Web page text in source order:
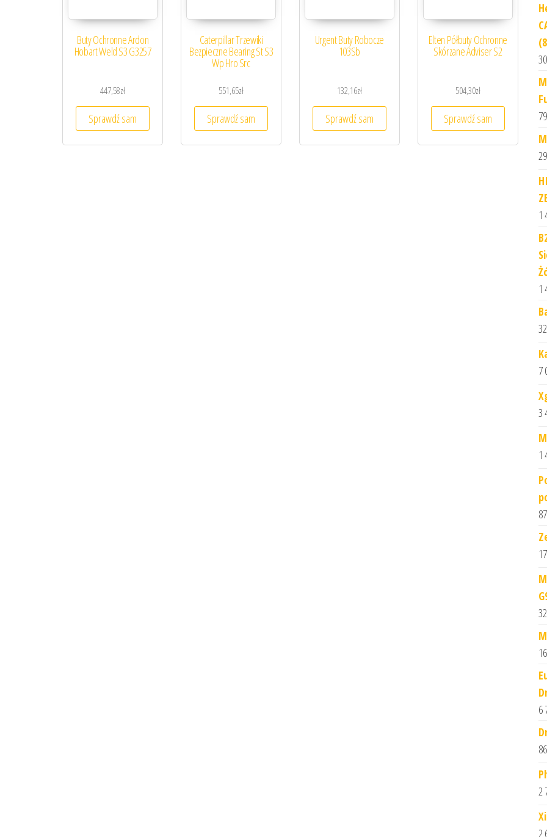
Buty Ochronne Ardon
Hobart Weld S3 G3257
447,58zł
Sprawdź sam
Caterpillar Trzewiki
Bezpieczne Bearing St S3
Wp Hro Src
551,65zł
Sprawdź sam
Urgent Buty Robocze
103Sb
132,16zł
Sprawdź sam
Elten Półbuty Ochronne
Skórzane Adviser S2
504,30zł
Sprawdź sam
1
1
7
3
1
6
2
2